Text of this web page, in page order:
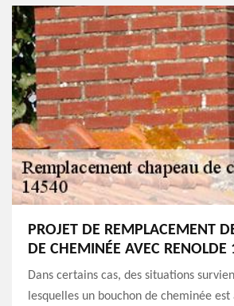
PROJET DE REMPLACEMENT
DE CHEMINÉE AVEC RENOLDE
Dans certains cas, des situations
lesquelles un bouchon de cheminée